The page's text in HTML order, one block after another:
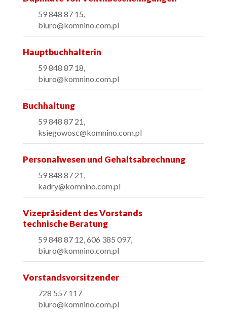
59 848 87 15,
biuro@komnino.com.pl
Hauptbuchhalterin
59 848 87 18,
biuro@komnino.com.pl
Buchhaltung
59 848 87 21,
ksiegowosc@komnino.com.pl
Personalwesen und Gehaltsabrechnung
59 848 87 21,
kadry@komnino.com.pl
Vizepräsident des Vorstands
technische Beratung
59 848 87 12, 606 385 097,
biuro@komnino.com.pl
Vorstandsvorsitzender
728 557 117
biuro@komnino.com.pl